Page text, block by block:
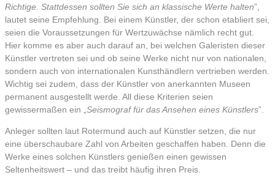
Richtige. Stattdessen sollten Sie sich an klassische Werte halten”,
lautet seine Empfehlung. Bei einem Künstler, der schon etabliert sei,
seien die Voraussetzungen für Wertzuwächse nämlich recht gut.
Hier komme es aber auch darauf an, bei welchen Galeristen dieser
Künstler vertreten sei und ob seine Werke nicht nur von nationalen,
sondern auch von internationalen Kunsthändlern vertrieben werden.
Wichtig sei zudem, dass der Künstler von anerkannten Museen
permanent ausgestellt werde. All diese Kriterien seien
gewissermaßen ein „ Seismograf für das Ansehen eines Künstlers”.
Anleger sollten laut Rotermund auch auf Künstler setzen, die nur
eine überschaubare Zahl von Arbeiten geschaffen haben. Denn die
Werke eines solchen Künstlers genießen einen gewissen
Seltenheitswert – und das treibt häufig ihren Preis.